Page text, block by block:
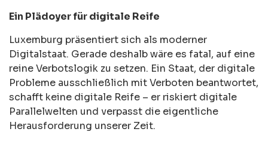
Ein Plädoyer für digitale Reife
Luxemburg präsentiert sich als moderner
Digitalstaat. Gerade deshalb wäre es fatal, auf eine
reine Verbotslogik zu setzen. Ein Staat, der digitale
Probleme ausschließlich mit Verboten beantwortet,
schafft keine digitale Reife – er riskiert digitale
Parallelwelten und verpasst die eigentliche
Herausforderung unserer Zeit.